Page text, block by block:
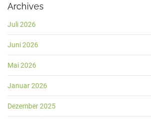
Archives
Juli 2026
Juni 2026
Mai 2026
Januar 2026
Dezember 2025